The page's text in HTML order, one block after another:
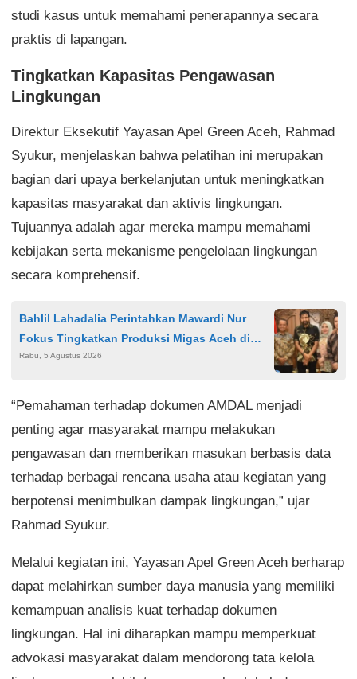
studi kasus untuk memahami penerapannya secara
praktis di lapangan.
Tingkatkan Kapasitas Pengawasan
Lingkungan
Direktur Eksekutif Yayasan Apel Green Aceh, Rahmad
Syukur, menjelaskan bahwa pelatihan ini merupakan
bagian dari upaya berkelanjutan untuk meningkatkan
kapasitas masyarakat dan aktivis lingkungan.
Tujuannya adalah agar mereka mampu memahami
kebijakan serta mekanisme pengelolaan lingkungan
secara komprehensif.
Bahlil Lahadalia Perintahkan Mawardi Nur
Fokus Tingkatkan Produksi Migas Aceh di
Tengah Sorotan Publik
Rabu, 5 Agustus 2026
“Pemahaman terhadap dokumen AMDAL menjadi
penting agar masyarakat mampu melakukan
pengawasan dan memberikan masukan berbasis data
terhadap berbagai rencana usaha atau kegiatan yang
berpotensi menimbulkan dampak lingkungan,” ujar
Rahmad Syukur.
Melalui kegiatan ini, Yayasan Apel Green Aceh berharap
dapat melahirkan sumber daya manusia yang memiliki
kemampuan analisis kuat terhadap dokumen
lingkungan. Hal ini diharapkan mampu memperkuat
advokasi masyarakat dalam mendorong tata kelola